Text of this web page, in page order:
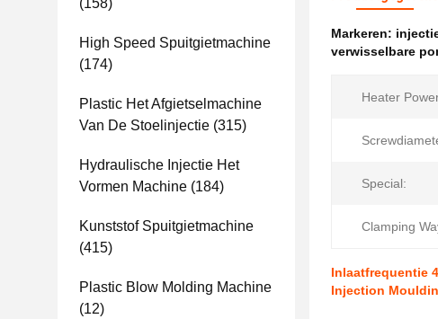
(158)
High Speed ​​spuitgietmachine
(174)
Plastic Het Afgietselmachine
Van De Stoelinjectie (315)
Hydraulische Injectie Het
Vormen Machine (184)
Kunststof Spuitgietmachine
(415)
Plastic Blow Molding Machine
(12)
Markeren:
verwisselbare
Heater
Special:
Clamping
Inlaatfrequentie
Injection